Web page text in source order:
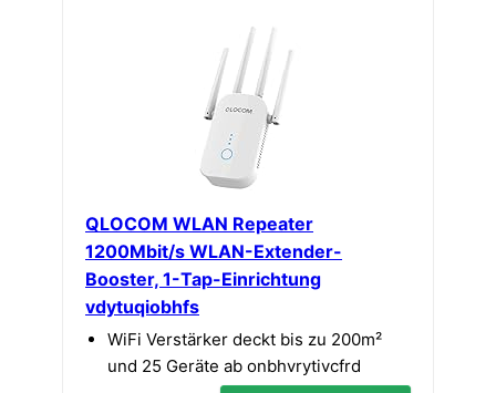
QLOCOM WLAN Repeater
1200Mbit/s WLAN-Extender-
Booster, 1-Tap-Einrichtung
vdytuqiobhfs
WiFi Verstärker deckt bis zu 200m²
und 25 Geräte ab onbhvrytivcfrd